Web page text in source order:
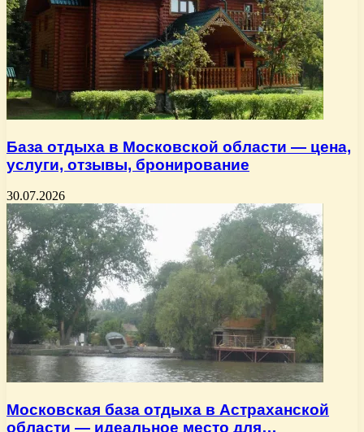
База отдыха в Московской области — цена,
услуги, отзывы, бронирование
30.07.2026
Московская база отдыха в Астраханской
области — идеальное место для…